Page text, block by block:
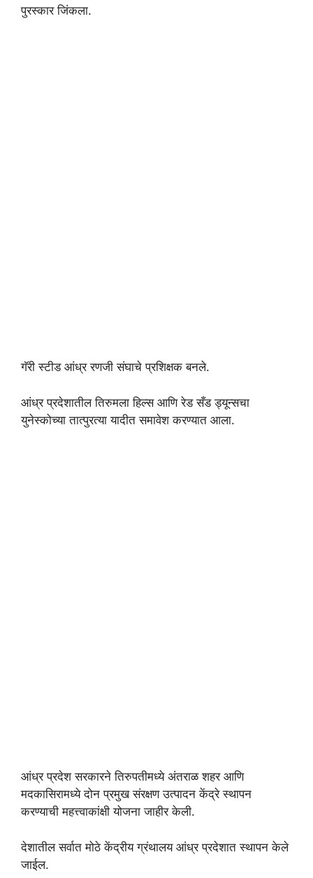
पुरस्कार जिंकला.
गॅरी स्टीड आंध्र रणजी संघाचे प्रशिक्षक बनले.
आंध्र प्रदेशातील तिरुमला हिल्स आणि रेड सँड ड्यून्सचा
युनेस्कोच्या तात्पुरत्या यादीत समावेश करण्यात आला.
आंध्र प्रदेश सरकारने तिरुपतीमध्ये अंतराळ शहर आणि
मदकासिरामध्ये दोन प्रमुख संरक्षण उत्पादन केंद्रे स्थापन
करण्याची महत्त्वाकांक्षी योजना जाहीर केली.
देशातील सर्वात मोठे केंद्रीय ग्रंथालय आंध्र प्रदेशात स्थापन केले
जाईल.